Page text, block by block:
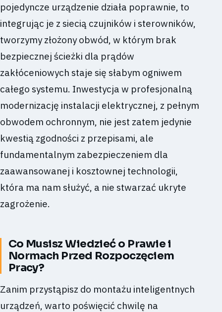
pojedyncze urządzenie działa poprawnie, to
integrując je z siecią czujników i sterowników,
tworzymy złożony obwód, w którym brak
bezpiecznej ścieżki dla prądów
zakłóceniowych staje się słabym ogniwem
całego systemu. Inwestycja w profesjonalną
modernizację instalacji elektrycznej, z pełnym
obwodem ochronnym, nie jest zatem jedynie
kwestią zgodności z przepisami, ale
fundamentalnym zabezpieczeniem dla
zaawansowanej i kosztownej technologii,
która ma nam służyć, a nie stwarzać ukryte
zagrożenie.
Co Musisz Wiedzieć o Prawie i
Normach Przed Rozpoczęciem
Pracy?
Zanim przystąpisz do montażu inteligentnych
urządzeń, warto poświęcić chwilę na